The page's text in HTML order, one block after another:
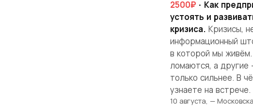
2500₽ · Как
устоять и
кризиса. Кризисы,
информационный
в которой мы
ломаются, а другие
только сильнее. В
узнаете на встрече.
10 августа, —